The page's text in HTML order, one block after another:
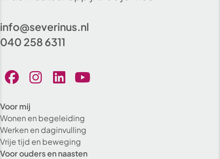
info@severinus.nl
040 258 6311
Voor mij
Wonen en begeleiding
Werken en daginvulling
Vrije tijd en beweging
Voor ouders en naasten